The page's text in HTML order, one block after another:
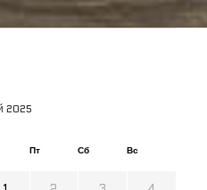
2025
Пт Сб Вс